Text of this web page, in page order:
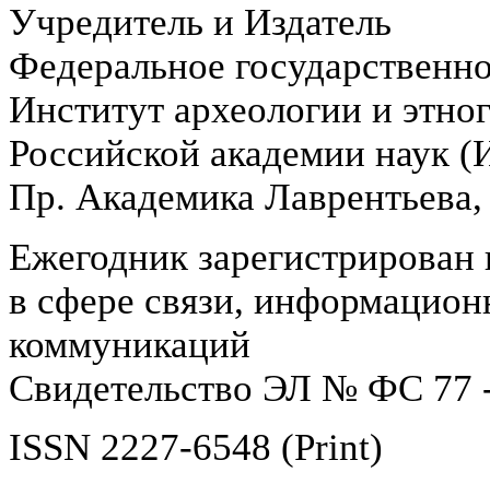
Учредитель и Издатель
Федеральное
Институт археологии и
Российской академии
Пр. Академика
Ежегодник
в сфере связи,
коммуникаций
Свидетельство ЭЛ № ФС 77
ISSN 2227-6548 (Print)